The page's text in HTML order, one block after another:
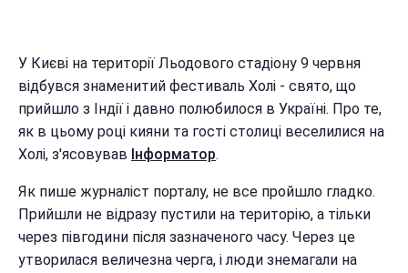
У Києві на території Льодового стадіону 9 червня
відбувся знаменитий фестиваль Холі - свято, що
прийшло з Індії і давно полюбилося в Україні. Про те,
як в цьому році кияни та гості столиці веселилися на
Холі, з'ясовував Інформатор.
Як пише журналіст порталу, не все пройшло гладко.
Прийшли не відразу пустили на територію, а тільки
через півгодини після зазначеного часу. Через це
утворилася величезна черга, і люди знемагали на